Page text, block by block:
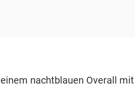
nachtblauen Overall mit